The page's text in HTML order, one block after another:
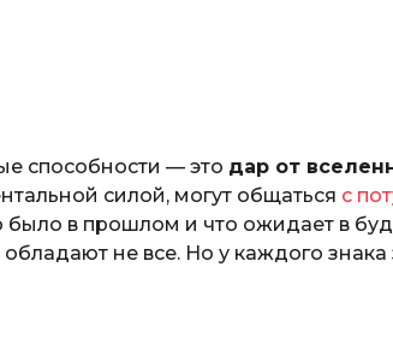
способности — это дар от
силой, могут общаться с
было в прошлом и что ожидает в
не все. Но у каждого знака